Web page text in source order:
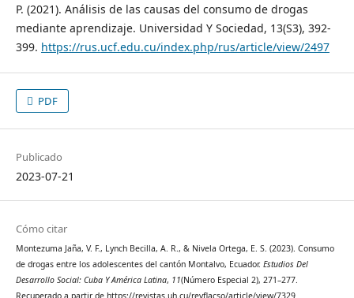
P. (2021). Análisis de las causas del consumo de drogas
mediante aprendizaje. Universidad Y Sociedad, 13(S3), 392-
399. https://rus.ucf.edu.cu/index.php/rus/article/view/2497
PDF
Publicado
2023-07-21
Cómo citar
Montezuma Jaña, V. F., Lynch Becilla, A. R., & Nivela Ortega, E. S. (2023). Consumo
de drogas entre los adolescentes del cantón Montalvo, Ecuador. Estudios Del
Desarrollo Social: Cuba Y América Latina, 11(Número Especial 2), 271–277.
Recuperado a partir de https://revistas.uh.cu/revflacso/article/view/7329